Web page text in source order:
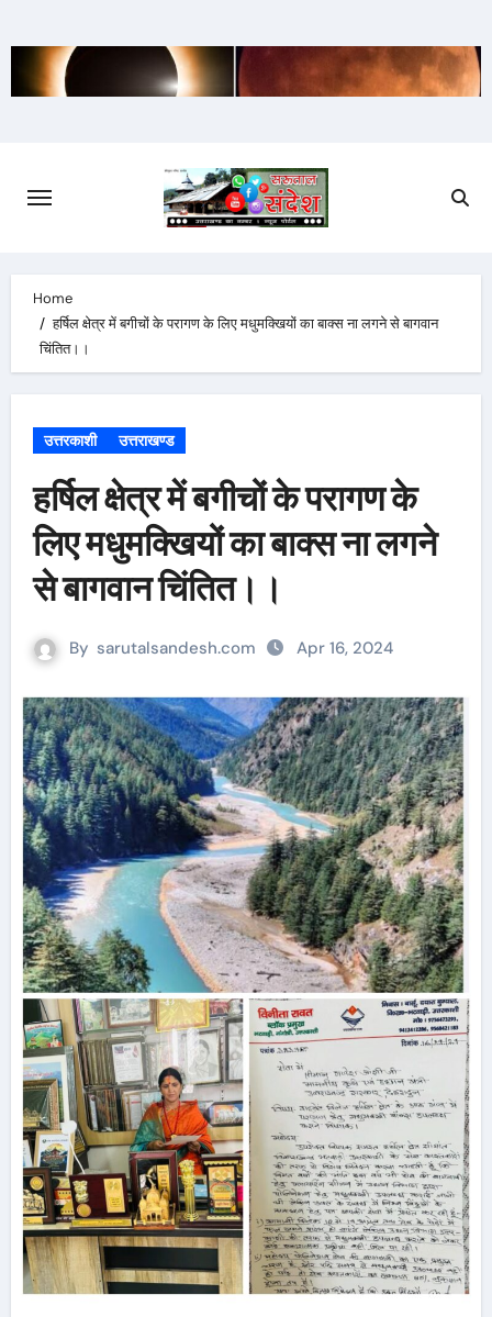
to
Home
हर्षिल क्षेत्र में बगीचों के परागण के लिए मधुमक्खियों का बाक्स ना लगने से बागवान
चिंतित।।
उत्तरकाशी उत्तराखण्ड
हर्षिल क्षेत्र में बगीचों के परागण के
लिए मधुमक्खियों का बाक्स ना लगने
से बागवान चिंतित।।
By sarutalsandesh.com Apr 16, 2024